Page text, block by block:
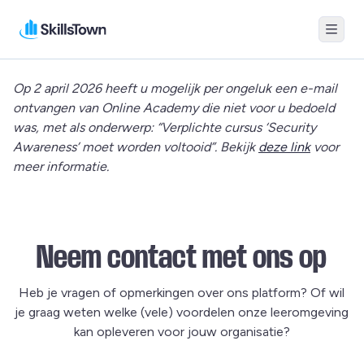
Menu
Op 2 april 2026 heeft u mogelijk per ongeluk een e-mail
ontvangen van Online Academy die niet voor u bedoeld
was, met als onderwerp: “Verplichte cursus ‘Security
Awareness’ moet worden voltooid”. Bekijk deze linkvoor
meer informatie.
Neem contact met ons op
Heb je vragen of opmerkingen over ons platform? Of wil
je graag weten welke (vele) voordelen onze leeromgeving
kan opleveren voor jouw organisatie?